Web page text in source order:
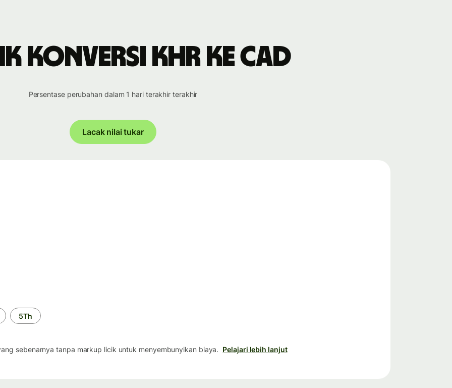
konversi KHR ke CAD
Persentase perubahan dalam 1 hari terakhir terakhir
Lacak nilai tukar
5Th
sebenarnya tanpa markup licik untuk menyembunyikan biaya. Pelajari lebih lanjut